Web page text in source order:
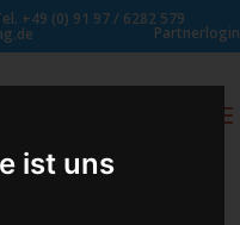
ist uns
+49 (0) 91 97 / 6282 579
Partnerlogin